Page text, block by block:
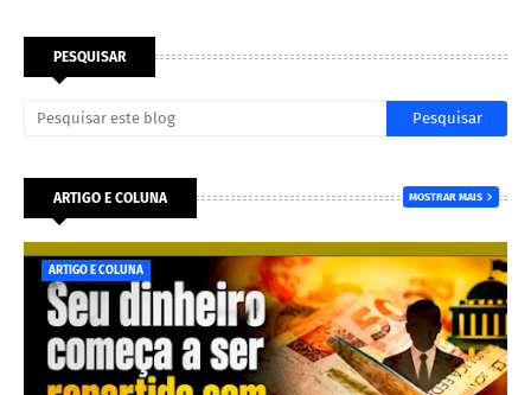
PESQUISAR
ARTIGO E COLUNA MOSTRAR MAIS
ARTIGO E COLUNA